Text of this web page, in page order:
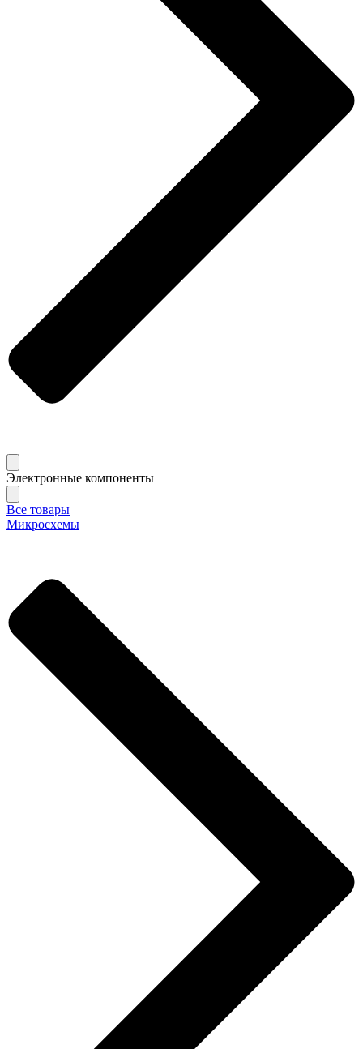
Электронные компоненты
Все товары
Микросхемы